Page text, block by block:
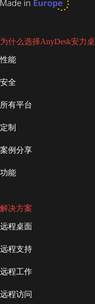
为什么选择AnyDesk安力桌
性能
安全
所有平台
定制
案例分享
功能
解决方案
远程桌面
远程支持
远程工作
远程访问